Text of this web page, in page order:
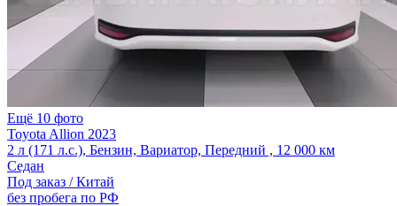
Ещё 10 фото
Toyota Allion 2023
2 л (171 л.с.), Бензин, Вариатор, Передний , 12 000 км
Седан
Под заказ / Китай
без пробега по РФ